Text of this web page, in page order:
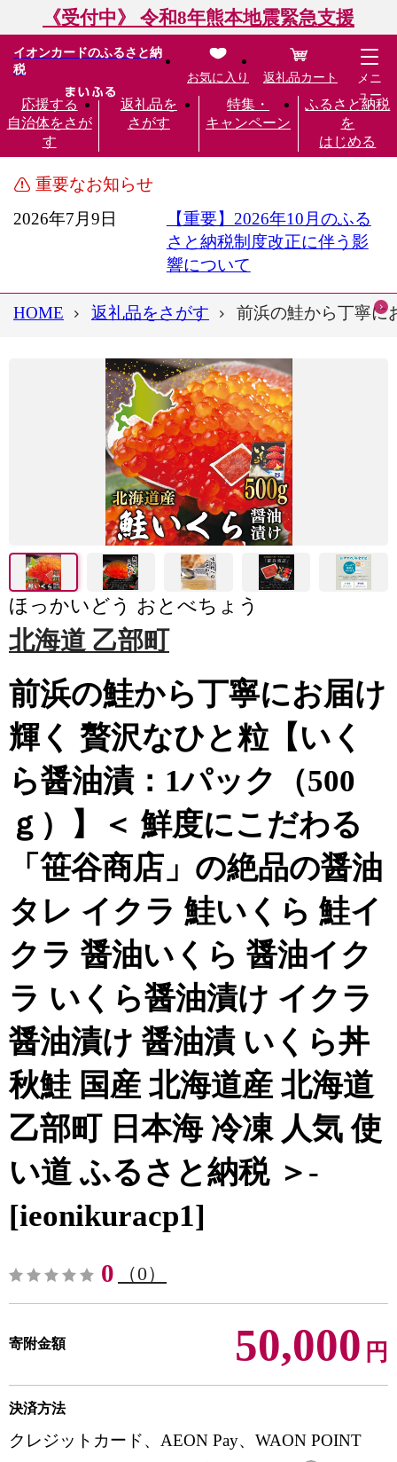
《受付中》 令和8年熊本地震緊急支援
イオンカードのふるさと納
税
応援する
自治体をさが
す
返礼品を
さがす
特集・
キャンペーン
ふるさと納税
を
はじめる
お気に入り 返礼品カート
メニ
ュー
重要なお知らせ
2026年7月9日
【重要】2026年10月のふる
さと納税制度改正に伴う影
響について
HOME 返礼品をさがす 前浜の鮭から丁寧に
ほっかいどう おとべちょう
北海道 乙部町
前浜の鮭から丁寧にお届け
輝く 贅沢なひと粒【いく
ら醤油漬：1パック（500
ｇ）】＜ 鮮度にこだわる
「笹谷商店」の絶品の醤油
タレ イクラ 鮭いくら 鮭イ
クラ 醤油いくら 醤油イク
ラ いくら醤油漬け イクラ
醤油漬け 醤油漬 いくら丼
秋鮭 国産 北海道産 北海道
乙部町 日本海 冷凍 人気 使
い道 ふるさと納税 ＞-
[ieonikuracp1]
0 （0）
寄附金額 50,000 円
決済方法
クレジットカード、AEON Pay、WAON POINT